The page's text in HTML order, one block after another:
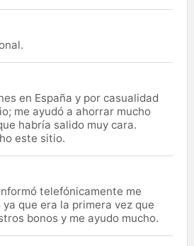
en España y por casualidad
me ayudó a ahorrar mucho
habría salido muy cara.
este sitio.
telefónicamente me
que era la primera vez que
bonos y me ayudo mucho.